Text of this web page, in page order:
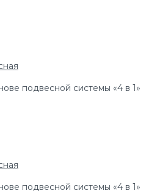
подвесной системы «4 в 1»
подвесной системы «4 в 1»